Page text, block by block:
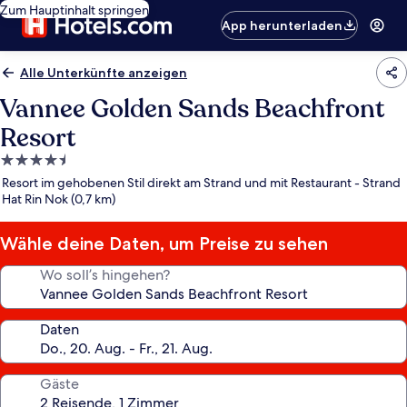
Zum Hauptinhalt springen
App herunterladen
Alle Unterkünfte anzeigen
Vannee Golden Sands Beachfront
Resort
4.5-
Sterne-
Unterkunft
Resort im gehobenen Stil direkt am Strand und mit Restaurant - Strand
Hat Rin Nok (0,7 km)
Wähle deine Daten, um Preise zu sehen
Wo soll’s hingehen?
Daten
Gäste